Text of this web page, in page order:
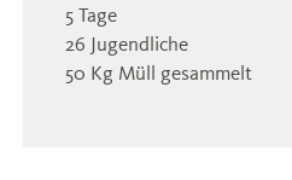
5 Tage
26 Jugendliche
50 Kg Müll gesammelt